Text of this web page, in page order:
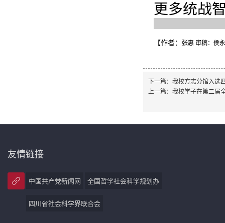
更多统战
【作者： 张惠 审稿：侯
下一篇： 我校方志分馆入选
上一篇： 我校学子在第二届
友情链接
中国共产党新闻网 全国哲学社会科学规划办
四川省社会科学界联合会